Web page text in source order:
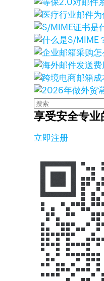
享受安全专
立即注册